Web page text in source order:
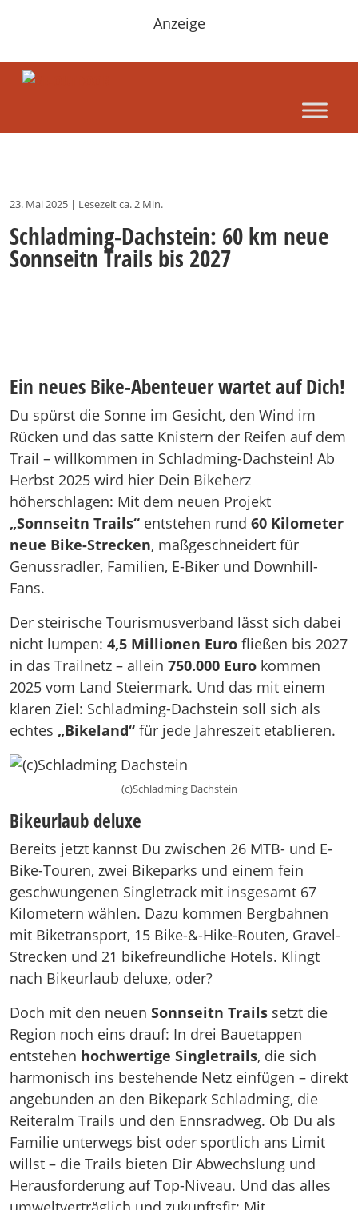
Anzeige
23. Mai 2025 | Lesezeit ca. 2 Min.
Schladming-Dachstein: 60 km neue
Sonnseitn Trails bis 2027
Ein neues Bike-Abenteuer wartet auf Dich!
Du spürst die Sonne im Gesicht, den Wind im
Rücken und das satte Knistern der Reifen auf dem
Trail – willkommen in Schladming-Dachstein! Ab
Herbst 2025 wird hier Dein Bikeherz
höherschlagen: Mit dem neuen Projekt
„Sonnseitn Trails“ entstehen rund 60 Kilometer
neue Bike-Strecken, maßgeschneidert für
Genussradler, Familien, E-Biker und Downhill-
Fans.
Der steirische Tourismusverband lässt sich dabei
nicht lumpen: 4,5 Millionen Euro fließen bis 2027
in das Trailnetz – allein 750.000 Euro kommen
2025 vom Land Steiermark. Und das mit einem
klaren Ziel: Schladming-Dachstein soll sich als
echtes „Bikeland“ für jede Jahreszeit etablieren.
(c)Schladming Dachstein
Bikeurlaub deluxe
Bereits jetzt kannst Du zwischen 26 MTB- und E-
Bike-Touren, zwei Bikeparks und einem fein
geschwungenen Singletrack mit insgesamt 67
Kilometern wählen. Dazu kommen Bergbahnen
mit Biketransport, 15 Bike-&-Hike-Routen, Gravel-
Strecken und 21 bikefreundliche Hotels. Klingt
nach Bikeurlaub deluxe, oder?
Doch mit den neuen Sonnseitn Trails setzt die
Region noch eins drauf: In drei Bauetappen
entstehen hochwertige Singletrails, die sich
harmonisch ins bestehende Netz einfügen – direkt
angebunden an den Bikepark Schladming, die
Reiteralm Trails und den Ennsradweg. Ob Du als
Familie unterwegs bist oder sportlich ans Limit
willst – die Trails bieten Dir Abwechslung und
Herausforderung auf Top-Niveau. Und das alles